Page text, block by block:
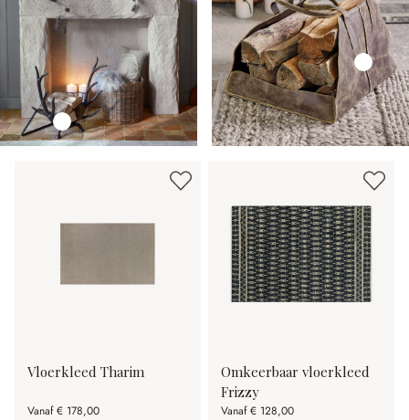
Vloerkleed Tharim
Vanaf € 178,00
Omkeerbaar vloerkleed
Frizzy
Vanaf € 128,00